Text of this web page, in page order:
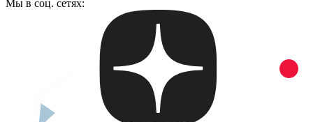
Мы в соц. сетях: